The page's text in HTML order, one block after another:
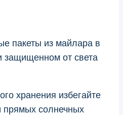
пакеты из майлара в
защищенном от света
хранения избегайте
прямых солнечных